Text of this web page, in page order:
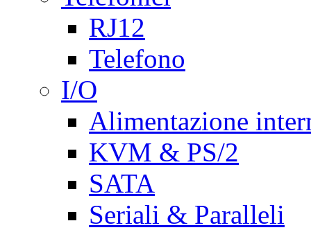
RJ12
Telefono
I/O
Alimentazione
KVM & PS/2
SATA
Seriali & Paralleli